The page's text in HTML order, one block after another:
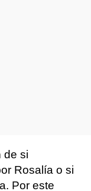
de si
Rosalía o si
Por este